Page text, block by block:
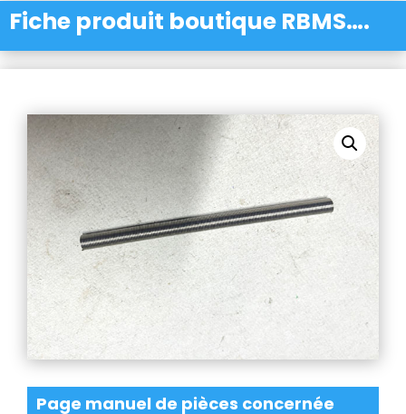
Fiche produit boutique RBMS….
Page manuel de pièces concernée